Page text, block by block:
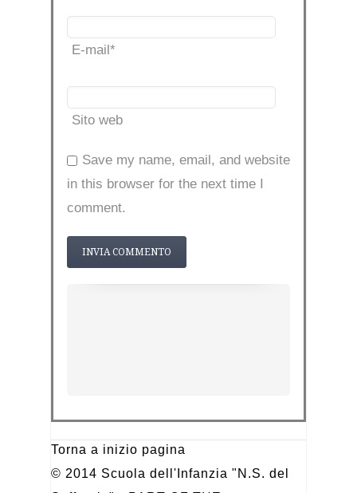
E-mail*
Sito web
Save my name, email, and website
in this browser for the next time I
comment.
Torna a inizio pagina
© 2014 Scuola dell'Infanzia "N.S. del